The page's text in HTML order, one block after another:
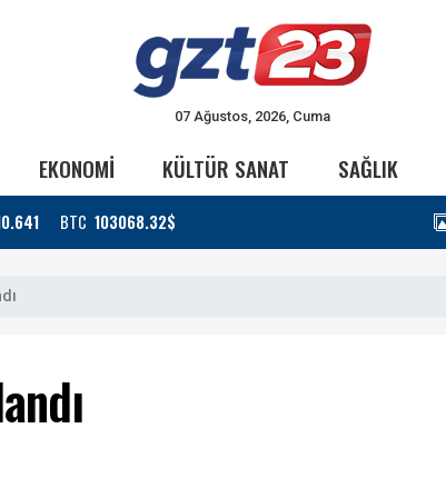
07 Ağustos, 2026, Cuma
EKONOMİ KÜLTÜR SANAT SAĞLIK
BTC 103068.32$